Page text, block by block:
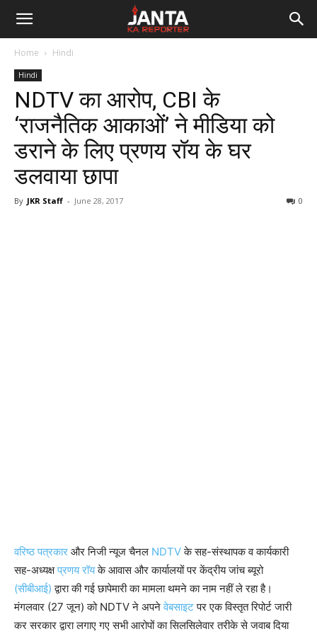
Janta
Reporter
Home Hindi
Hindi
NDTV का आरोप, CBI के
‘राजनैतिक आकाओं’ ने मीडिया को
डराने के लिए प्रणय रॉय के घर
डलवाया छापा
By JKR Staff - June 28, 2017 0
वरिष्ठ पत्रकार और निजी न्यूज चैनल NDTVके सह-संस्थापक व कार्यकारी
सह-अध्यक्षप्रणय रॉयके आवास और कार्यालयों पर केंद्रीय जांच ब्यूरो
(सीबीआई) द्वारा की गई छापेमारी का मामला थमने का नाम नहीं ले रहा है।
मंगलवार (27 जून) को NDTV ने अपनेवेबसाइटपर एक विस्तृत रिपोर्ट जारी
कर सरकार द्वारा लगाए गए सभी आरोपों का सिलसिलेवार तरीके से जवाब दिया